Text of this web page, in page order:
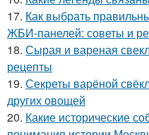
17. Как выбрать
ЖБИ-панелей: советы и
18. Сырая и вареная
рецепты
19. Секреты варёной
других овощей
20. Какие исторические